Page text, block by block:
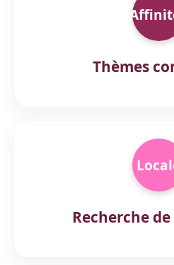
Thèmes
Recherche